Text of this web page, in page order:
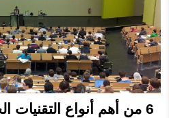
6 من أهم أنواع التقنيات الحديثة في التعليم